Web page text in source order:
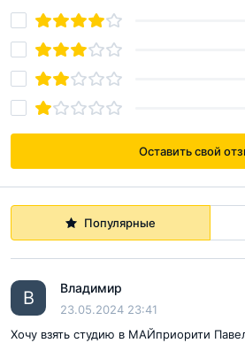
Сбер Банк
Совкомбанк
ВТБ
Оставить свой
Популярные
В Владимир
23.05.2024 23:41
Хочу взять студию в МАЙприорити